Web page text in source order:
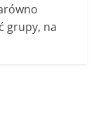
grupy, na